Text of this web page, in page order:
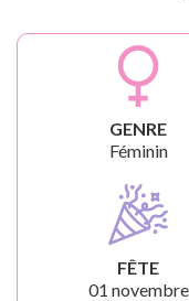
GENRE
Féminin
FÊTE
01 novembre